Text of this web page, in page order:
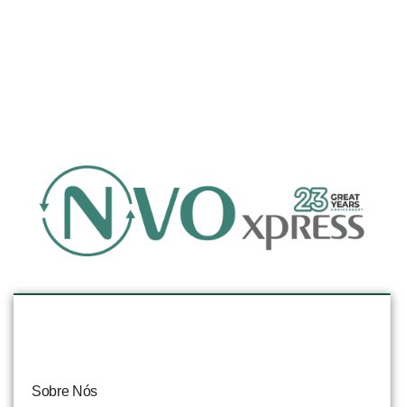
Sobre Nós